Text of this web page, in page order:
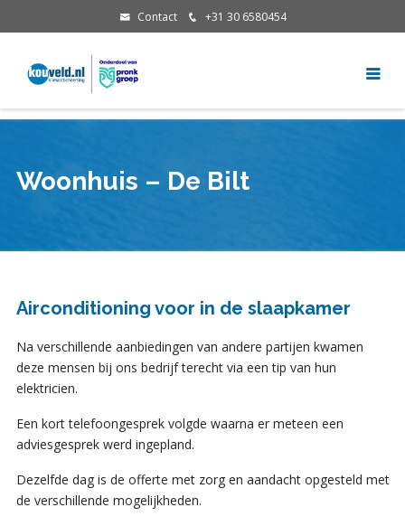
Contact +31 30 6580454
Woonhuis – De Bilt
Airconditioning voor in de slaapkamer
Na verschillende aanbiedingen van andere partijen kwamen
deze mensen bij ons bedrijf terecht via een tip van hun
elektricien.
Een kort telefoongesprek volgde waarna er meteen een
adviesgesprek werd ingepland.
Dezelfde dag is de offerte met zorg en aandacht opgesteld met
de verschillende mogelijkheden.